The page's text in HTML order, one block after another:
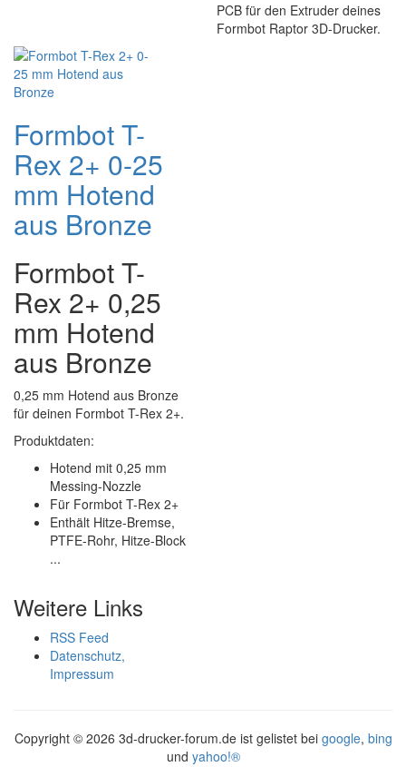
PCB für den Extruder deines
Formbot Raptor 3D-Drucker.
Formbot T-
Rex 2+ 0-25
mm Hotend
aus Bronze
Formbot T-
Rex 2+ 0,25
mm Hotend
aus Bronze
0,25 mm Hotend aus Bronze
für deinen Formbot T-Rex 2+.
Produktdaten:
Hotend mit 0,25 mm
Messing-Nozzle
Für Formbot T-Rex 2+
Enthält Hitze-Bremse,
PTFE-Rohr, Hitze-Block
...
Weitere Links
RSS Feed
Datenschutz,
Impressum
Copyright © 2026 3d-drucker-forum.de ist gelistet bei google, bing
und yahoo!®